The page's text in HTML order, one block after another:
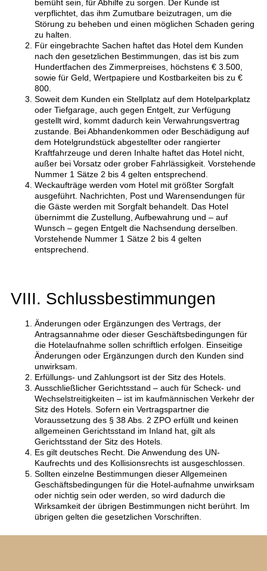
bemüht sein, für Abhilfe zu sorgen. Der Kunde ist
verpflichtet, das ihm Zumutbare beizutragen, um die
Störung zu beheben und einen möglichen Schaden gering
zu halten.
Für eingebrachte Sachen haftet das Hotel dem Kunden
nach den gesetzlichen Bestimmungen, das ist bis zum
Hundertfachen des Zimmerpreises, höchstens € 3.500,
sowie für Geld, Wertpapiere und Kostbarkeiten bis zu €
800.
Soweit dem Kunden ein Stellplatz auf dem Hotelparkplatz
oder Tiefgarage, auch gegen Entgelt, zur Verfügung
gestellt wird, kommt dadurch kein Verwahrungsvertrag
zustande. Bei Abhandenkommen oder Beschädigung auf
dem Hotelgrundstück abgestellter oder rangierter
Kraftfahrzeuge und deren Inhalte haftet das Hotel nicht,
außer bei Vorsatz oder grober Fahrlässigkeit. Vorstehende
Nummer 1 Sätze 2 bis 4 gelten entsprechend.
Weckaufträge werden vom Hotel mit größter Sorgfalt
ausgeführt. Nachrichten, Post und Warensendungen für
die Gäste werden mit Sorgfalt behandelt. Das Hotel
übernimmt die Zustellung, Aufbewahrung und – auf
Wunsch – gegen Entgelt die Nachsendung derselben.
Vorstehende Nummer 1 Sätze 2 bis 4 gelten
entsprechend.
VIII. Schlussbestimmungen
Änderungen oder Ergänzungen des Vertrags, der
Antragsannahme oder dieser Geschäftsbedingungen für
die Hotelaufnahme sollen schriftlich erfolgen. Einseitige
Änderungen oder Ergänzungen durch den Kunden sind
unwirksam.
Erfüllungs- und Zahlungsort ist der Sitz des Hotels.
Ausschließlicher Gerichtsstand – auch für Scheck- und
Wechselstreitigkeiten – ist im kaufmännischen Verkehr der
Sitz des Hotels. Sofern ein Vertragspartner die
Voraussetzung des § 38 Abs. 2 ZPO erfüllt und keinen
allgemeinen Gerichtsstand im Inland hat, gilt als
Gerichtsstand der Sitz des Hotels.
Es gilt deutsches Recht. Die Anwendung des UN-
Kaufrechts und des Kollisionsrechts ist ausgeschlossen.
Sollten einzelne Bestimmungen dieser Allgemeinen
Geschäftsbedingungen für die Hotel-aufnahme unwirksam
oder nichtig sein oder werden, so wird dadurch die
Wirksamkeit der übrigen Bestimmungen nicht berührt. Im
übrigen gelten die gesetzlichen Vorschriften.